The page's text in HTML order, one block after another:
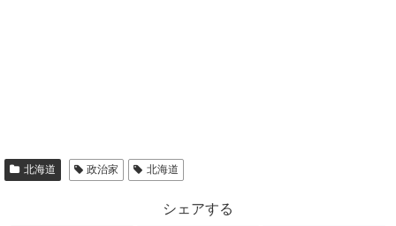
北海道 政治家 北海道
シェアする